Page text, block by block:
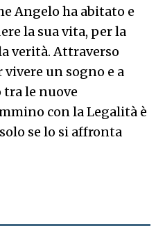
Angelo ha abitato e
la sua vita, per la
verità. Attraverso
vivere un sogno e a
le nuove
con la Legalità è
se lo si affronta